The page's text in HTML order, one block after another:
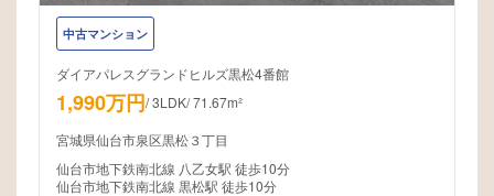
中古マンション
ダイアパレスグランドヒルズ黒松4番館
1,990万円/3LDK/71.67m²
宮城県仙台市泉区黒松３丁目
仙台市地下鉄南北線 八乙女駅 徒歩10分
仙台市地下鉄南北線 黒松駅 徒歩10分